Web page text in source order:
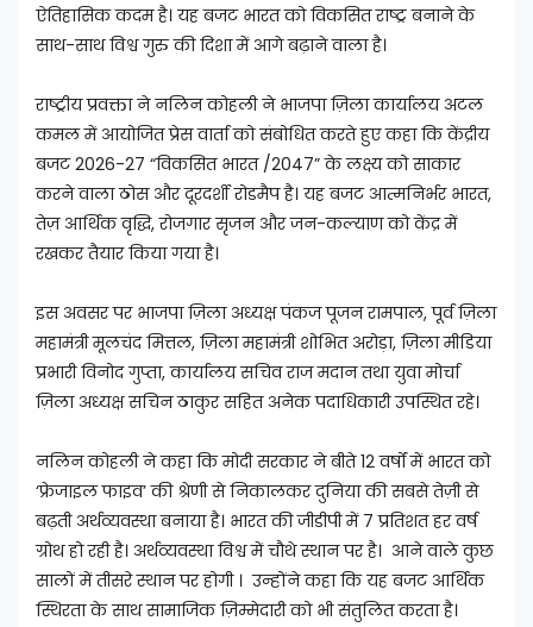
ऐतिहासिक कदम है। यह बजट भारत को विकसित राष्ट्र बनाने के
साथ-साथ विश्व गुरु की दिशा में आगे बढ़ाने वाला है।
राष्ट्रीय प्रवक्ता ने नलिन कोहली ने भाजपा ज़िला कार्यालय अटल
कमल में आयोजित प्रेस वार्ता को संबोधित करते हुए कहा कि केंद्रीय
बजट 2026-27 “विकसित भारत /2047” के लक्ष्य को साकार
करने वाला ठोस और दूरदर्शी रोडमैप है। यह बजट आत्मनिर्भर भारत,
तेज़ आर्थिक वृद्धि, रोजगार सृजन और जन-कल्याण को केंद्र में
रखकर तैयार किया गया है।
इस अवसर पर भाजपा ज़िला अध्यक्ष पंकज पूजन रामपाल, पूर्व ज़िला
महामंत्री मूलचंद मित्तल, ज़िला महामंत्री शोभित अरोड़ा, ज़िला मीडिया
प्रभारी विनोद गुप्ता, कार्यालय सचिव राज मदान तथा युवा मोर्चा
ज़िला अध्यक्ष सचिन ठाकुर सहित अनेक पदाधिकारी उपस्थित रहे।
नलिन कोहली ने कहा कि मोदी सरकार ने बीते 12 वर्षों में भारत को
‘फ्रेजाइल फाइव’ की श्रेणी से निकालकर दुनिया की सबसे तेज़ी से
बढ़ती अर्थव्यवस्था बनाया है। भारत की जीडीपी में 7 प्रतिशत हर वर्ष
ग्रोथ हो रही है। अर्थव्यवस्था विश्व में चौथे स्थान पर है। आने वाले कुछ
सालों में तीसरे स्थान पर होगी । उन्होंने कहा कि यह बजट आर्थिक
स्थिरता के साथ सामाजिक ज़िम्मेदारी को भी संतुलित करता है।